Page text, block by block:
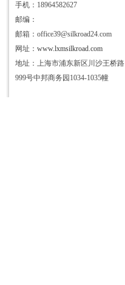
手机：18964582627
邮编：
邮箱：office39@silkroad24.com
网址： www.lxmsilkroad.com
地址：上海市浦东新区川沙王桥路
999号中邦商务园1034-1035幢